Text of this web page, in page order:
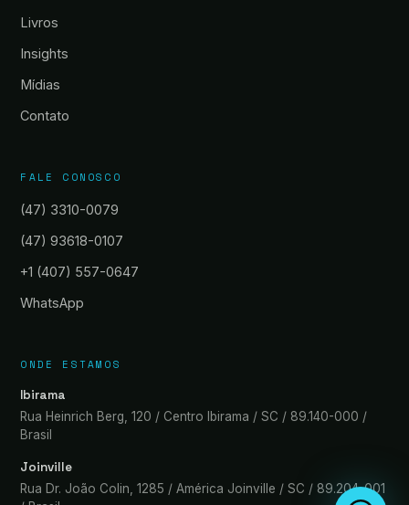
Livros
Insights
Mídias
Contato
FALE CONOSCO
(47) 3310-0079
(47) 93618-0107
+1 (407) 557-0647
WhatsApp
ONDE ESTAMOS
Ibirama
Rua Heinrich Berg, 120 / Centro Ibirama / SC / 89.140-000 /
Brasil
Joinville
Rua Dr. João Colin, 1285 / América Joinville / SC / 89.204-001